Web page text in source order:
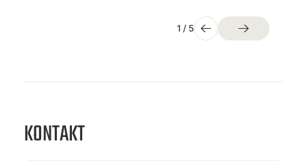
1 / 5
KONTAKT